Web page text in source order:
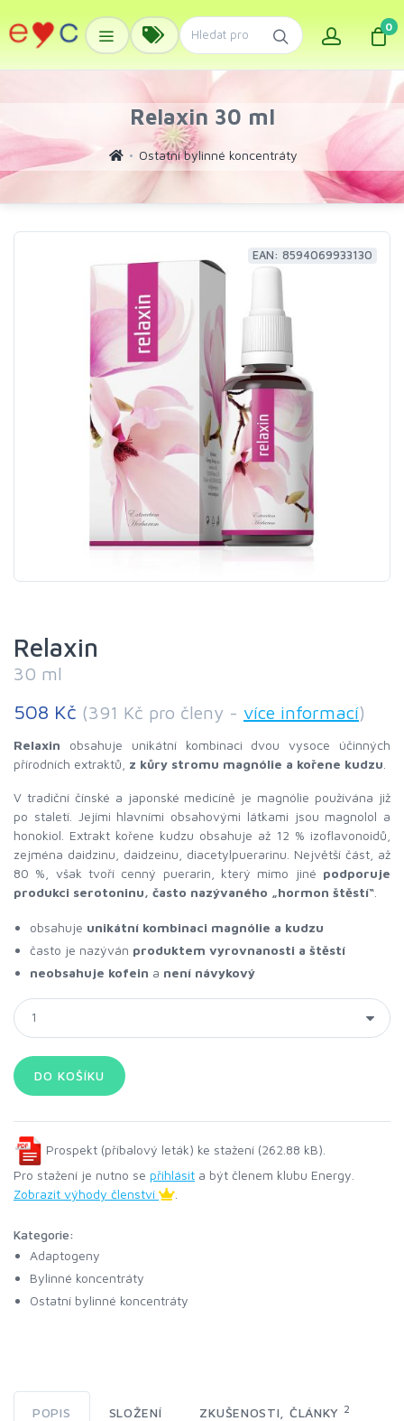
0
Relaxin 30 ml
Ostatní bylinné koncentráty
EAN: 8594069933130
Relaxin
30 ml
508 Kč (391 Kč pro členy - více informací)
Relaxin obsahuje unikátní kombinaci dvou vysoce účinných
přírodních extraktů, z kůry stromu magnólie a kořene kudzu
V tradiční čínské a japonské medicíně je magnólie používána již
po staletí. Jejími hlavními obsahovými látkami jsou magnolol a
honokiol. Extrakt kořene kudzu obsahuje až 12 % izoflavonoidů,
zejména daidzinu, daidzeinu, diacetylpuerarinu. Největší část, až
80 %, však tvoří cenný puerarin, který mimo jiné podporuje
produkci serotoninu, často nazývaného „hormon štěstí“
obsahuje unikátní kombinaci magnólie a kudzu
často je nazýván produktem vyrovnanosti a štěstí
neobsahuje kofein a není návykový
Prospekt (příbalový leták) ke stažení (262.88 kB).
Pro stažení je nutno se přihlásit a být členem klubu Energy.
Zobrazit výhody členství
Kategorie:
Adaptogeny
Bylinné koncentráty
Ostatní bylinné koncentráty
POPIS SLOŽENÍ ZKUŠENOSTI, ČLÁNKY 2